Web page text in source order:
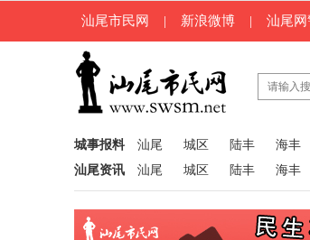
汕尾市民网 | 新浪微博 | 汕尾网
城事报料 汕尾 城区 陆丰 海丰
汕尾资讯
汕尾 城区 陆丰 海丰